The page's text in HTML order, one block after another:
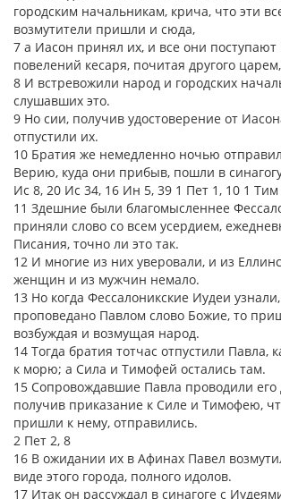
городским начальникам, крича, что эти
возмутители пришли и сюда,
7 а Иасон принял их, и все они поступают
повелений кесаря, почитая другого
8 И встревожили народ и городских
слушавших это.
9 Но сии, получив удостоверение от
отпустили их.
10 Братия же немедленно ночью
Верию, куда они прибыв, пошли в
Ис 8, 20 Ис 34, 16 Ин 5, 39 1 Пет 1, 10 1 Тим
11 Здешние были благомысленнее
приняли слово со всем усердием,
Писания, точно ли это так.
12 И многие из них уверовали, и из
женщин и из мужчин немало.
13 Но когда Фессалоникские Иудеи
проповедано Павлом слово Божие, то
возбуждая и возмущая народ.
14 Тогда братия тотчас отпустили Павла,
к морю; а Сила и Тимофей остались там.
15 Сопровождавшие Павла проводили
получив приказание к Силе и Тимофею,
пришли к нему, отправились.
2 Пет 2, 8
16 В ожидании их в Афинах Павел
виде этого города, полного идолов.
17 Итак он рассуждал в синагоге с